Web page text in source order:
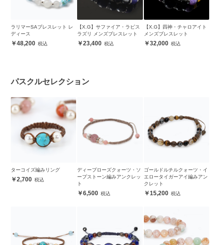
ラリマーSAブレスレット レ
ディース
48,200
【X.G】サファイア・ラピス
ラズリ メンズブレスレット
23,400
【X.G】四神・チャロアイト
メンズブレスレット
32,000
パスクルセレクション
ターコイズ編みリング
2,700
ディープローズクォーツ・ソ
ープストーン編みアンクレッ
ト
6,500
ゴールドルチルクォーツ・イ
エロータイガーアイ編みアン
クレット
15,200